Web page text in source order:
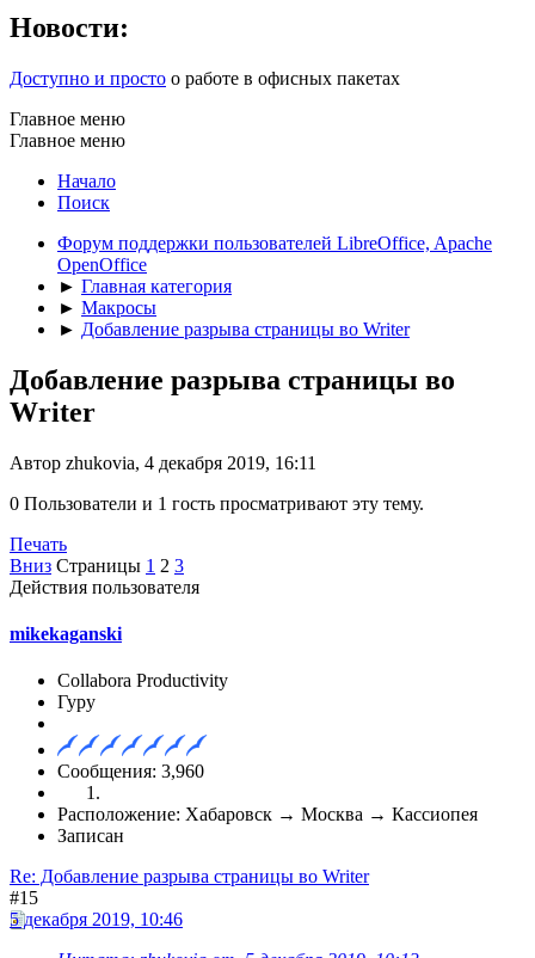
Новости:
Доступно и просто о работе в офисных пакетах
Главное меню
Главное меню
Начало
Поиск
Форум поддержки пользователей LibreOffice, Apache
OpenOffice
► Главная категория
► Макросы
► Добавление разрыва страницы во Writer
Добавление разрыва страницы во
Writer
Автор zhukovia, 4 декабря 2019, 16:11
0 Пользователи и 1 гость просматривают эту тему.
Печать
Вниз Страницы 1 2 3
Действия пользователя
mikekaganski
Collabora Productivity
Гуру
Сообщения: 3,960
Расположение: Хабаровск → Москва → Кассиопея
Записан
Re: Добавление разрыва страницы во Writer
#15
5 декабря 2019, 10:46